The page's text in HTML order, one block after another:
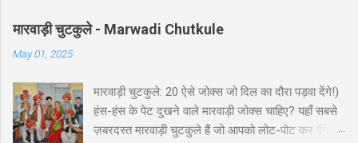
मारवाड़ी चुटकुले - Marwadi Chutkule
May 01, 2025
मारवाड़ी चुटकुले: 20 ऐसे जोक्स जो दिल का दौरा पड़वा देंगे!)
हंस-हंस के पेट दुखने वाले मारवाड़ी जोक्स चाहिए? यहाँ सबसे
ज़बरदस्त मारवाड़ी चुटकुले हैं जो आपको लोट-पोट कर देंगे! ⚡